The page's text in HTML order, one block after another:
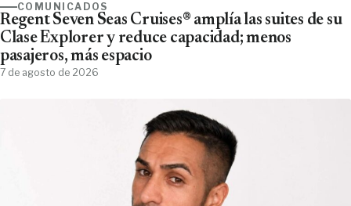
COMUNICADOS
Regent Seven Seas Cruises® amplía las suites de su
Clase Explorer y reduce capacidad; menos
pasajeros, más espacio
7 de agosto de 2026